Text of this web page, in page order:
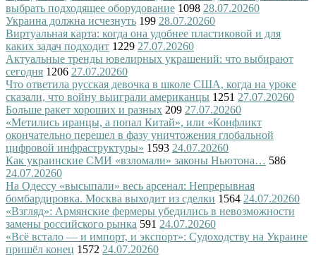
выбрать подходящее оборудование 1098 28.07.20260
Украина должна исчезнуть 199 28.07.20260
Виртуальная карта: когда она удобнее пластиковой и для
каких задач подходит 1229 27.07.20260
Актуальные тренды ювелирных украшений: что выбирают
сегодня 1206 27.07.20260
Что ответила русская девочка в школе США, когда на уроке
сказали, что войну выиграли американцы 1251 27.07.20260
Больше ракет хороших и разных 209 27.07.20260
«Метились иранцы, а попал Китай», или «Конфликт
окончательно перешел в фазу уничтожения глобальной
цифровой инфраструктуры» 1593 24.07.20260
Как украинские СМИ «взломали» законы Ньютона… 586
24.07.20260
На Одессу «высыпали» весь арсенал: Непрерывная
бомбардировка. Москва выходит из сделки 1564 24.07.20260
«Взгляд»: Армянские фермеры убедились в невозможности
замены российского рынка 591 24.07.20260
«Всё встало — и импорт, и экспорт»: Судоходству на Украине
пришёл конец 1572 24.07.20260